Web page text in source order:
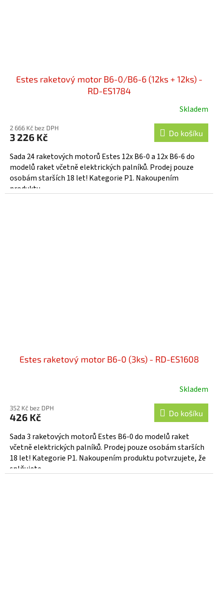
Estes raketový motor B6-0/B6-6 (12ks + 12ks) -
RD-ES1784
Skladem
2 666 Kč bez DPH
3 226 Kč Do košíku
Sada 24 raketových motorů Estes 12x B6-0 a 12x B6-6 do
modelů raket včetně elektrických palníků. Prodej pouze
osobám starších 18 let! Kategorie P1. Nakoupením
produktu...
Estes raketový motor B6-0 (3ks) - RD-ES1608
Skladem
352 Kč bez DPH
426 Kč Do košíku
Sada 3 raketových motorů Estes B6-0 do modelů raket
včetně elektrických palníků. Prodej pouze osobám starších
18 let! Kategorie P1. Nakoupením produktu potvrzujete, že
splňujete...